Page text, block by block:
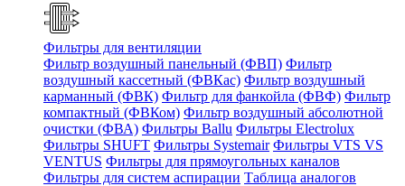
Фильтры для вентиляции
Фильтр воздушный панельный (ФВП) Фильтр
воздушный кассетный (ФВКас) Фильтр воздушный
карманный (ФВК) Фильтр для фанкойла (ФВФ) Фильтр
компактный (ФВКом) Фильтр воздушный абсолютной
очистки (ФВА) Фильтры Ballu Фильтры Electrolux
Фильтры SHUFT Фильтры Systemair Фильтры VTS VS
VENTUS Фильтры для прямоугольных каналов
Фильтры для систем аспирации Таблица аналогов